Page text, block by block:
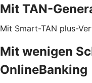
Mit TAN-
Mit Smart-TAN plus-
Mit wenigen
OnlineBanking